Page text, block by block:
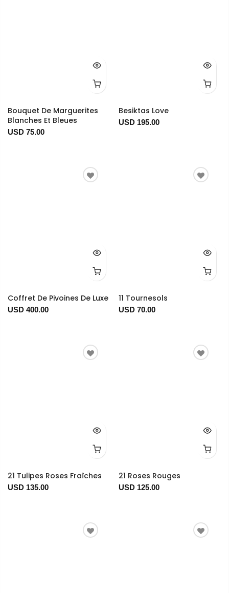
Bouquet De Marguerites
Blanches Et Bleues
USD 75.00
Besiktas Love
USD 195.00
Coffret De Pivoines De Luxe
USD 400.00
11 Tournesols
USD 70.00
21 Tulipes Roses Fraîches
USD 135.00
21 Roses Rouges
USD 125.00